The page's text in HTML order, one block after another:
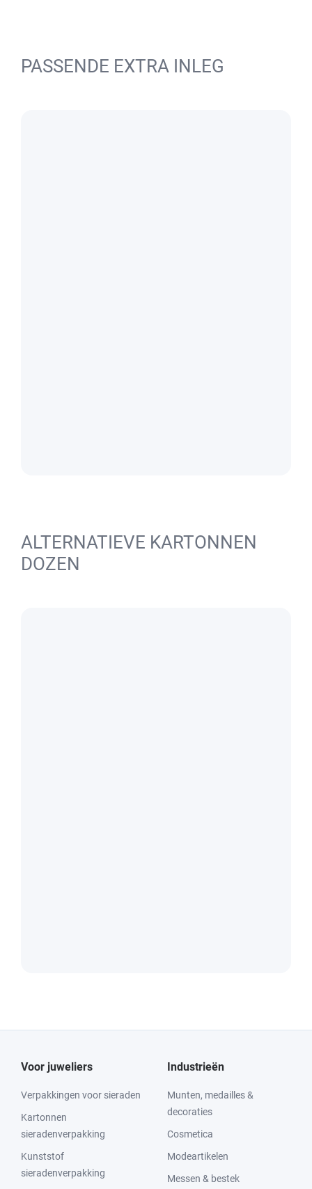
PASSENDE EXTRA INLEG
ALTERNATIEVE KARTONNEN
DOZEN
Voor juweliers
Verpakkingen voor sieraden
Kartonnen
sieradenverpakking
Kunststof
sieradenverpakking
Industrieën
Munten, medailles &
decoraties
Cosmetica
Modeartikelen
Messen & bestek